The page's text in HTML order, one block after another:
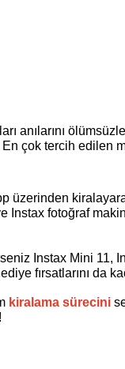
çok tercih edilen
üzerinden
Instax fotoğraf
Instax Mini 11,
fırsatlarını da
kiralama sürecini